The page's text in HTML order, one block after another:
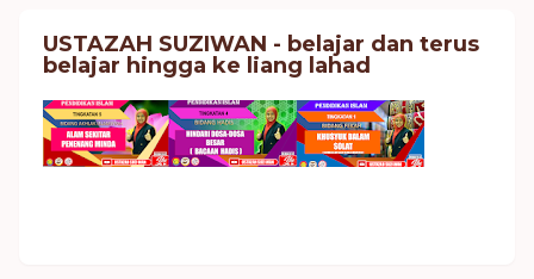
USTAZAH SUZIWAN - belajar dan terus
belajar hingga ke liang lahad